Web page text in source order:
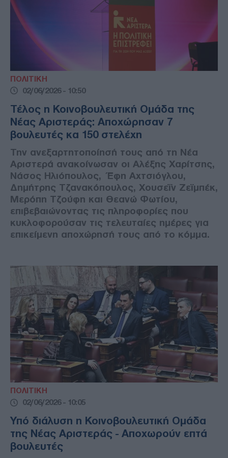
ΠΟΛΙΤΙΚΗ
02/06/2026 - 10:50
Τέλος η Κοινοβουλευτική Ομάδα της
Νέας Αριστεράς: Αποχώρησαν 7
βουλευτές κα 150 στελέχη
Την ανεξαρτητοποίησή τους από τη Νέα
Αριστερά ανακοίνωσαν οι Αλέξης Χαρίτσης,
Νάσος Ηλιόπουλος, Έφη Αχτσιόγλου,
Δημήτρης Τζανακόπουλος, Χουσεΐν Ζεϊμπέκ,
Μερόπη Τζούφη και Θεανώ Φωτίου,
επιβεβαιώνοντας τις πληροφορίες που
κυκλοφορούσαν τις τελευταίες ημέρες για
επικείμενη αποχώρησή τους από το κόμμα.
ΠΟΛΙΤΙΚΗ
02/06/2026 - 10:05
Υπό διάλυση η Κοινοβουλευτική Ομάδα
της Νέας Αριστεράς - Αποχωρούν επτά
βουλευτές